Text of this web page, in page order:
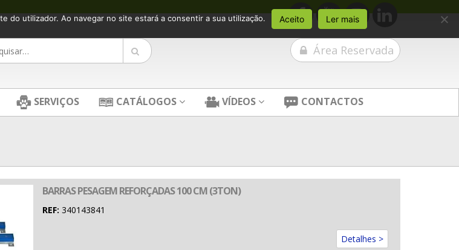
Área Reservada
SERVIÇOS CATÁLOGOS VÍDEOS CONTACTOS
BARRAS PESAGEM REFORÇADAS 100 CM (3TON)
REF: 340143841
Detalhes >
do utilizador. Ao navegar no site estará a consentir a sua utilização. Aceito Ler mais